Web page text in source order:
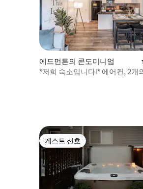
에드먼튼의 콘도미니엄
*저희 숙소입니다!* 에어컨, 2개
게스트 선호
게스트 선호